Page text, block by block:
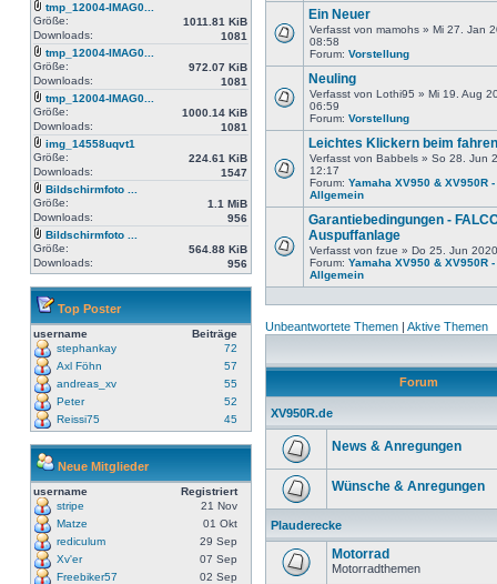
tmp_12004-IMAG0...
Größe:
1011.81 KiB
Downloads:
1081
tmp_12004-IMAG0...
Größe:
972.07 KiB
Downloads:
1081
tmp_12004-IMAG0...
Größe:
1000.14 KiB
Downloads:
1081
img_14558uqvt1
Größe:
224.61 KiB
Downloads:
1547
Bildschirmfoto ...
Größe:
1.1 MiB
Downloads:
956
Bildschirmfoto ...
Größe:
564.88 KiB
Downloads:
956
Top Poster
username
Beiträge
stephankay
72
Axl Föhn
57
andreas_xv
55
Peter
52
Reissi75
45
Neue Mitglieder
username
Registriert
stripe
21 Nov
Matze
01 Okt
rediculum
29 Sep
Xv'er
07 Sep
Freebiker57
02 Sep
Ein Neuer
Verfasst von mamohs » Mi 27. Jan
08:58
Forum: Vorstellung
Neuling
Verfasst von Lothi95 » Mi 19. Aug
06:59
Forum: Vorstellung
Leichtes Klickern beim fahren
Verfasst von Babbels » So 28. Jun
12:17
Forum: Yamaha XV950 & XV950R -
Allgemein
Garantiebedingungen -
Auspuffanlage
Verfasst von fzue » Do 25. Jun
Forum: Yamaha XV950 & XV950R -
Allgemein
Unbeantwortete Themen | Aktive Themen
Forum
XV950R.de
News & Anregungen
Wünsche & Anregungen
Plauderecke
Motorrad
Motorradthemen